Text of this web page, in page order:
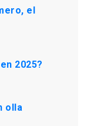
el
2025?
olla